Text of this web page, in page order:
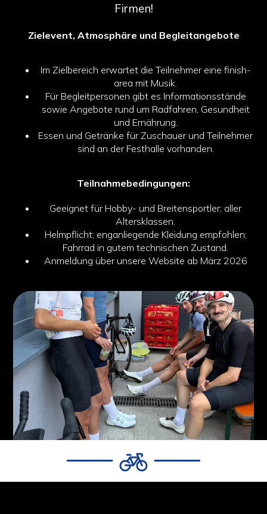
Firmen!
Zielevent, Atmosphäre und Begleitangebote
Im Zielbereich erwartet die Teilnehmer eine finish-
area mit Musik.
Für Begleitpersonen gibt es Informationsstände
sowie Angebote rund um Radfahren, Gesundheit
und Ernährung.
Essen und Getränke für Zuschauer und Teilnehmer
sind an der Festhalle vorhanden.
Teilnahmebedingungen:
Geeignet für Hobby- und Breitensportler; aller
Altersklassen.
Helmpflicht; enganliegende Kleidung empfohlen;
Fahrrad in gutem technischen Zustand.
Anmeldung über unsere Website ab März 2026